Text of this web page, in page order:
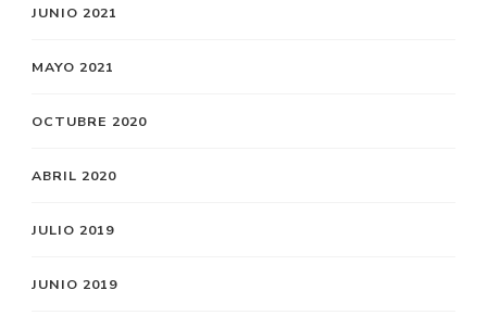
JUNIO 2021
MAYO 2021
OCTUBRE 2020
ABRIL 2020
JULIO 2019
JUNIO 2019